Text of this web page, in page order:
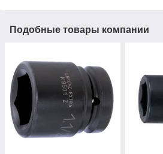
Подобные товары компании